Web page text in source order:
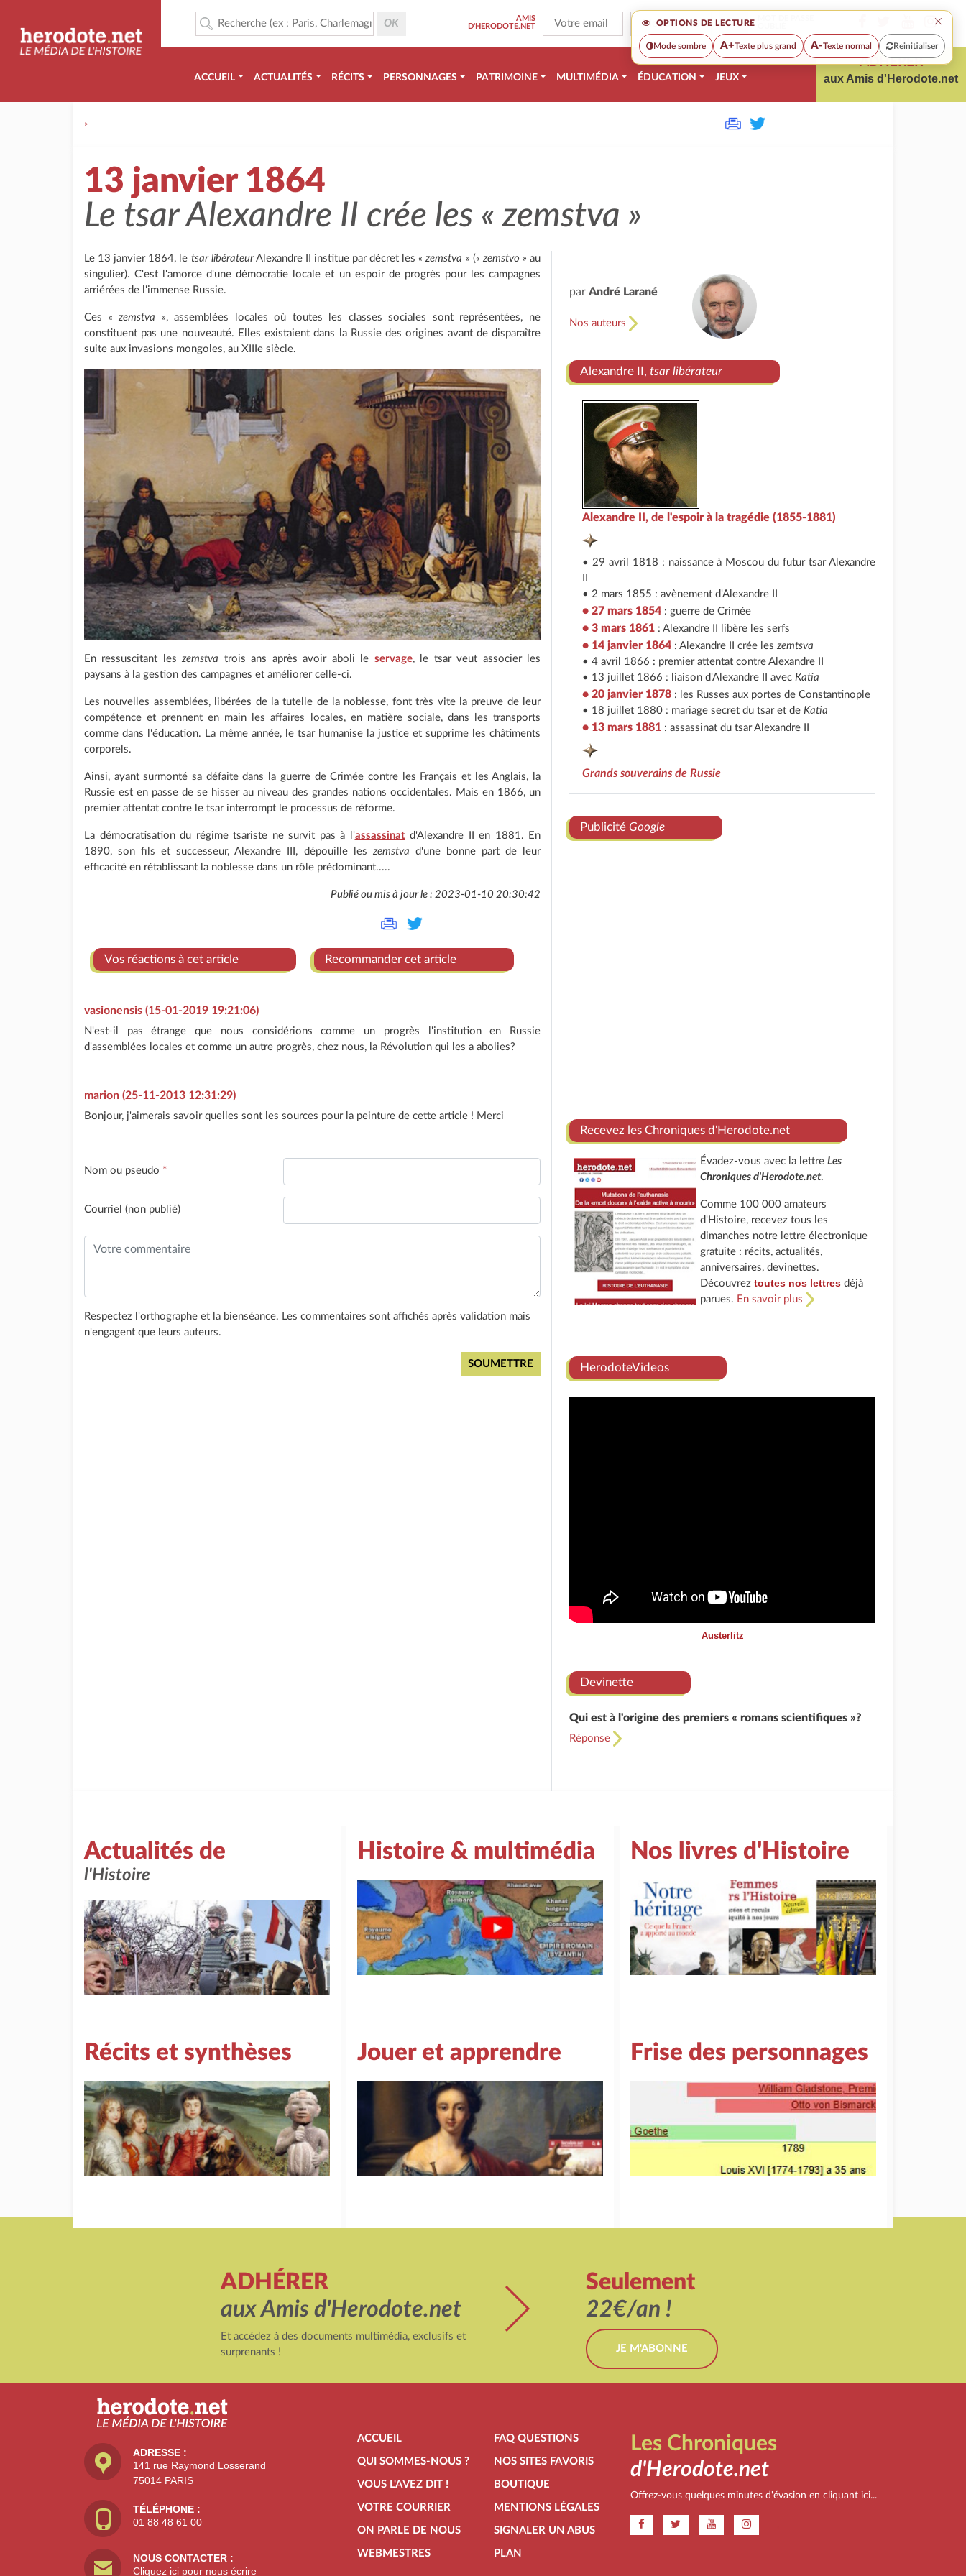
OPTIONS DE LECTURE ×
Mode sombre A+Texte plus grand A-Texte normal Reinitialiser
AMIS
D'HERODOTE.NET
ACCUEIL ACTUALITÉS RÉCITS PERSONNAGES PATRIMOINE MULTIMÉDIA ÉDUCATION JEUX
ADHÉRER
aux Amis d'Herodote.net
>
13 janvier 1864
Le tsar Alexandre II crée les « zemstva »
Le 13 janvier 1864, le tsar libérateurAlexandre II institue par décret les« zemstva » (« zemstvo »au
singulier). C'est l'amorce d'une démocratie locale et un espoir de progrès pour les campagnes
arriérées de l'immense Russie.
Ces « zemstva », assemblées locales où toutes les classes sociales sont représentées, ne
constituent pas une nouveauté. Elles existaient dans la Russie des origines avant de disparaître
suite aux invasions mongoles, au XIIIe siècle.
En ressuscitant leszemstva trois ans après avoir aboli le servage, le tsar veut associer les
paysans à la gestion des campagnes et améliorer celle-ci.
Les nouvelles assemblées, libérées de la tutelle de la noblesse, font très vite la preuve de leur
compétence et prennent en main les affaires locales, en matière sociale, dans les transports
comme dans l'éducation. La même année, le tsar humanise la justice et supprime les châtiments
corporels.
Ainsi, ayant surmonté sa défaite dans la guerre de Crimée contre les Français et les Anglais, la
Russie est en passe de se hisser au niveau des grandes nations occidentales. Mais en 1866, un
premier attentat contre le tsar interrompt le processus de réforme.
La démocratisation du régime tsariste ne survit pas à l'assassinatd'Alexandre II en 1881. En
1890, son fils et successeur, Alexandre III, dépouille les zemstva d'une bonne part de leur
efficacité en rétablissant la noblesse dans un rôle prédominant.....
Publié ou mis à jour le : 2023-01-10 20:30:42
Vos réactions à cet article Recommander cet article
vasionensis (15-01-2019 19:21:06)
N'est-il pas étrange que nous considérions comme un progrès l'institution en Russie
d'assemblées locales et comme un autre progrès, chez nous, la Révolution qui les a abolies?
marion (25-11-2013 12:31:29)
Bonjour, j'aimerais savoir quelles sont les sources pour la peinture de cette article ! Merci
Nom ou pseudo *
Courriel (non publié)
Respectez l'orthographe et la bienséance. Les commentaires sont affichés après validation mais
n'engagent que leurs auteurs.
par André Larané
Nos auteurs
Alexandre II, tsar libérateur
Alexandre II, de l'espoir à la tragédie (1855-1881)
• 29 avril 1818 : naissance à Moscou du futur tsar Alexandre
• 2 mars 1855 : avènement d'Alexandre II
• 27 mars 1854 : guerre de Crimée
• 3 mars 1861 : Alexandre II libère les serfs
• 14 janvier 1864 : Alexandre II crée les zemtsva
• 4 avril 1866 : premier attentat contre Alexandre II
• 13 juillet 1866 : liaison d'Alexandre II avec Katia
• 20 janvier 1878 : les Russes aux portes de Constantinople
• 18 juillet 1880 : mariage secret du tsar et de Katia
• 13 mars 1881 : assassinat du tsar Alexandre II
Grands souverains de Russie
Publicité Google
Recevez les Chroniques d'Herodote.net
Évadez-vous avec la lettreLes
Chroniques d'Herodote.net.
Comme 100 000 amateurs
d'Histoire, recevez tous les
dimanches notre lettre électronique
gratuite : récits, actualités,
anniversaires, devinettes.
Découvreztoutes nos lettres déjà
parues. En savoir plus
HerodoteVideos
Austerlitz
Devinette
Qui est à l'origine des premiers « romans scientifiques »?
Réponse
Actualités de
l'Histoire
Histoire & multimédia Nos livres d'Histoire
Récits et synthèses Jouer et apprendre Frise des personnages
ADHÉRER
aux Amis d'Herodote.net
Et accédez à des documents multimédia, exclusifs et
surprenants !
Seulement
22€/an !
JE M'ABONNE
ADRESSE :
141 rue Raymond Losserand
75014 PARIS
TÉLÉPHONE :
01 88 48 61 00
NOUS CONTACTER :
Cliquez ici pour nous écrire
ACCUEIL
QUI SOMMES-NOUS ?
VOUS L'AVEZ DIT !
VOTRE COURRIER
ON PARLE DE NOUS
WEBMESTRES
FAQ QUESTIONS
NOS SITES FAVORIS
BOUTIQUE
MENTIONS LÉGALES
SIGNALER UN ABUS
PLAN
Les Chroniques
d'Herodote.net
Offrez-vous quelques minutes d'évasion en cliquant ici...